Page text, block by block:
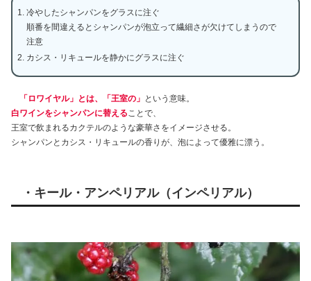
冷やしたシャンパンをグラスに注ぐ
順番を間違えるとシャンパンが泡立って繊細さが欠けてしまうので
注意
カシス・リキュールを静かにグラスに注ぐ
「ロワイヤル」とは、「王室の」 という意味。
白ワインをシャンパンに替えることで、
王室で飲まれるカクテルのような豪華さをイメージさせる。
シャンパンとカシス・リキュールの香りが、泡によって優雅に漂う。
・キール・アンペリアル（インペリアル）